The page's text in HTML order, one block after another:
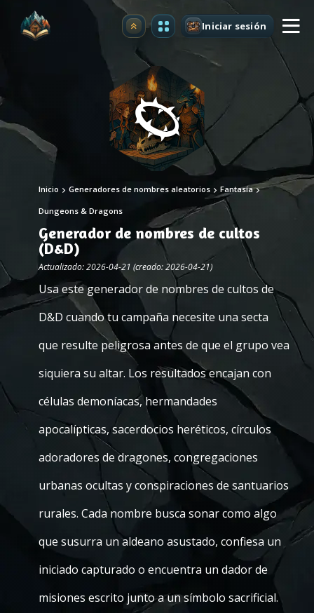
Mejorar Iniciar sesión
Inicio Generadores de nombres aleatorios Fantasía
Dungeons & Dragons
Generador de nombres de cultos
(D&D)
Actualizado: 2026-04-21 (creado: 2026-04-21)
Usa este generador de nombres de cultos de
D&D cuando tu campaña necesite una secta
que resulte peligrosa antes de que el grupo vea
siquiera su altar. Los resultados encajan con
células demoníacas, hermandades
apocalípticas, sacerdocios heréticos, círculos
adoradores de dragones, congregaciones
urbanas ocultas y conspiraciones de santuarios
rurales. Cada nombre busca sonar como algo
que susurra un aldeano asustado, confiesa un
iniciado capturado o encuentra un dador de
misiones escrito junto a un símbolo sacrificial.